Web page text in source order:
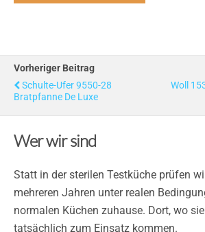
Vorheriger Beitrag
Schulte-Ufer 9550-28
Bratpfanne De Luxe
Woll
Wer wir sind
Statt in der sterilen Testküche prüfen
mehreren Jahren unter realen
normalen Küchen zuhause. Dort, wo
tatsächlich zum Einsatz kommen.